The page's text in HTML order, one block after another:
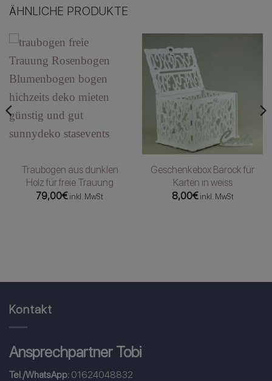
ÄHNLICHE PRODUKTE
Traubogen aus dunklen
Holz für freie Trauung
79,00€ inkl. MwSt
Geschenkebox Barock für
Karten in weiss
8,00€ inkl. MwSt
Kontakt
Ansprechpartner Tobi
Tel./WhatsApp: 01624048832